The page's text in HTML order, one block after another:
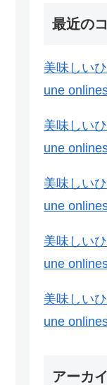
最近の
美味しい
une
美味しい
une
美味しい
une
美味しい
une
美味しい
une
アーカ